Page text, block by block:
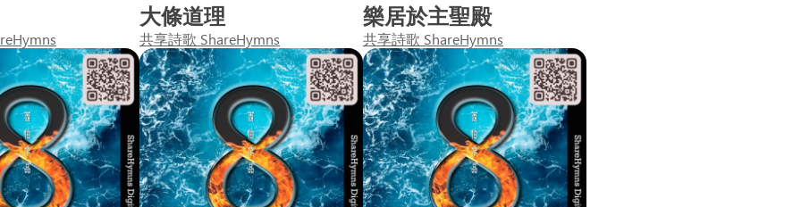
大條道理
共享詩歌 ShareHymns
樂居於主聖殿
共享詩歌 ShareHymns